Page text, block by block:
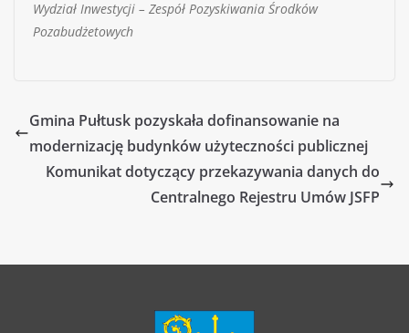
Wydział Inwestycji – Zespół Pozyskiwania Środków
Pozabudżetowych
Gmina Pułtusk pozyskała dofinansowanie na
modernizację budynków użyteczności publicznej
Komunikat dotyczący przekazywania danych do
Centralnego Rejestru Umów JSFP